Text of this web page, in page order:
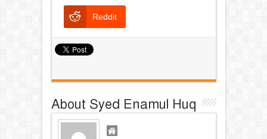
Reddit
About Syed Enamul Huq